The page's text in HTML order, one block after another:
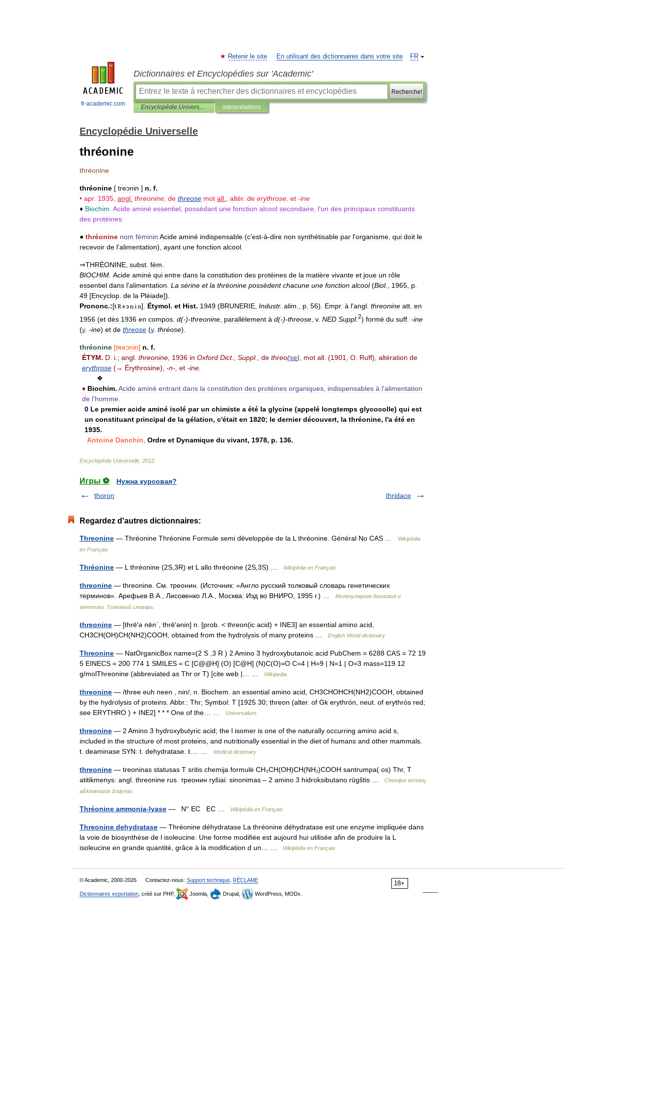
fr-academic.com
FR
Retenir le site En utilisant des dictionnaires dans votre site
Dictionnaires et Encyclopédies sur 'Academic'
Recherche!
Encyclopédie Universelle interprétations
Encyclopédie Universelle
thréonine
thréonine
thréonine [ treɔnin ] n. f.
• apr. 1935; angl threonine de threose mot all altér. de erythrose et -ine
♦ Biochim Acide aminé essentiel possédant une fonction alcool secondaire l'un des principaux constituants
des protéines
● thréonine nom féminin Acide aminé indispensable (c'est-à-dire non synthétisable par l'organisme qui doit le
recevoir de l'alimentation), ayant une fonction alcool
⇒THRÉONINE subst fém
BIOCHIM Acide aminé qui entre dans la constitution des protéines de la matière vivante et joue un rôle
essentiel dans l'alimentation La sérine et la thréonine possèdent chacune une fonction alcool(Biol. 1965 p
49 [Encyclop de la Pléiade]).
Prononc.:[ ]. Étymol. et Hist. 1949 (BRUNERIE Industr. alim p 56). Empr. à l'angl threonine att en
1956 (et dès 1936 en compos d(-)-threonine parallèlement à d(-)-threose v. NED Suppl. 2) formé du suff -ine
(v. -ine) et de threose (v. thréose).
thréonine [tʀeɔnin] n. f.
ÉTYM. D i .; angl threonine 1936 in Oxford Dict., Suppl., de threo(se), mot all . (1901 O Ruff), altération de
erythrose (→ Érythrosine), -n-, et -ine
❖
♦ Biochim. Acide aminé entrant dans la constitution des protéines organiques indispensables à l'alimentation
de l'homme
0 Le premier acide aminé isolé par un chimiste a été la glycine (appelé longtemps glycocolle) qui est
un constituant principal de la gélation, c'était en 1820; le dernier découvert, la thréonine, l'a été en
1935.
Antoine Danchin, Ordre et Dynamique du vivant, 1978, p. 136.
Encyclopédie Universelle 2012
Игры ⚽
Нужна курсовая?
thoron
thridace
Regardez d'autres dictionnaires:
Threonine — Thréonine Thréonine Formule semi développée de la L thréonine. Général No CAS …
Wikipédia
en Français
Thréonine — L thréonine (2S,3R) et L allo thréonine (2S,3S) … Wikipédia en Français
threonine — threonine. См. треонин. (Источник: «Англо русский толковый словарь генетических
терминов». Арефьев В.А., Лисовенко Л.А., Москва: Изд во ВНИРО, 1995 г.) …
Молекулярная биология и
генетика. Толковый словарь.
threonine — [thrē′ə nēn΄, thrē′ənin] n. [prob. < threon(ic acid) + INE3] an essential amino acid,
CH3CH(OH)CH(NH2)COOH, obtained from the hydrolysis of many proteins …
English World dictionary
Threonine — NatOrganicBox name=(2 S ,3 R ) 2 Amino 3 hydroxybutanoic acid PubChem = 6288 CAS = 72 19
5 EINECS = 200 774 1 SMILES = C [C@@H] (O) [C@H] (N)C(O)=O C=4 | H=9 | N=1 | O=3 mass=119.12
g/molThreonine (abbreviated as Thr or T) [cite web |… …
Wikipedia
threonine — /three euh neen , nin/, n. Biochem. an essential amino acid, CH3CHOHCH(NH2)COOH, obtained
by the hydrolysis of proteins. Abbr.: Thr; Symbol: T [1925 30; threon (alter. of Gk erythrón, neut. of erythrós red;
see ERYTHRO ) + INE2] * * * One of the… …
Universalium
threonine — 2 Amino 3 hydroxybutyric acid; the l isomer is one of the naturally occurring amino acid s,
included in the structure of most proteins, and nutritionally essential in the diet of humans and other mammals.
t. deaminase SYN: t. dehydratase. t.… …
Medical dictionary
threonine — treoninas statusas T sritis chemija formulė CH₃CH(OH)CH(NH₂)COOH santrumpa( os) Thr, T
atitikmenys: angl. threonine rus. треонин ryšiai: sinonimas – 2 amino 3 hidroksibutano rūgštis …
Chemijos terminų
aiškinamasis žodynas
Thréonine ammonia-lyase — N° EC EC … Wikipédia en Français
Threonine dehydratase — Thréonine déhydratase La thréonine déhydratase est une enzyme impliquée dans
la voie de biosynthèse de l isoleucine. Une forme modifiée est aujourd hui utilisée afin de produire la L
isoleucine en grande quantité, grâce à la modification d un… …
Wikipédia en Français
18+
© Academic, 2000-2026 Contactez-nous: Support technique RÉCLAME
Dictionnaires exportation , créé sur PHP, Joomla, Drupal, WordPress, MODx.